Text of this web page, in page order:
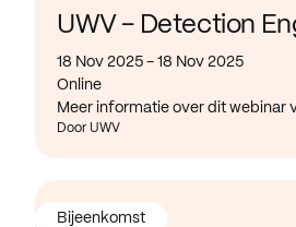
UWV - Detection
18 Nov 2025 - 18 Nov 2025
Online
Meer informatie over dit webinar
Door UWV
Bijeenkomst